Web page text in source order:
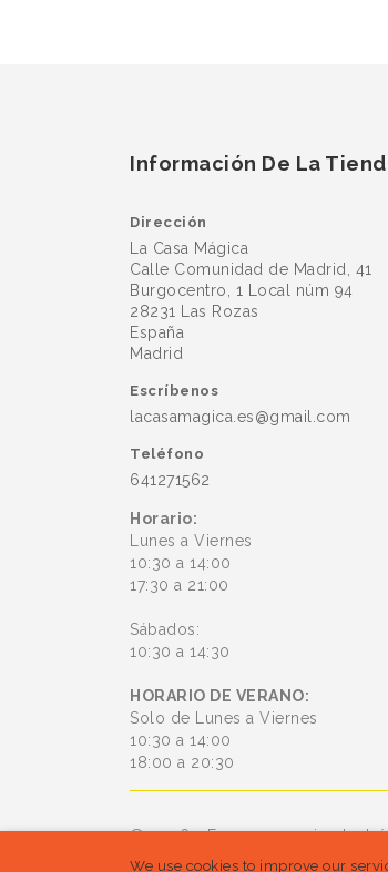
Información De La
Dirección
La Casa Mágica
Calle Comunidad de Madrid, 41
Burgocentro, 1 Local núm 94
28231 Las Rozas
España
Madrid
Escríbenos
lacasamagica.es@gmail.com
Teléfono
641271562
Horario:
Lunes a Viernes
10:30 a 14:00
17:30 a 21:00
Sábados:
10:30 a 14:30
HORARIO DE VERANO:
Solo de Lunes a Viernes
10:30 a 14:00
18:00 a 20:30
© 2026 - Es un comercio
We use cookies to improve our